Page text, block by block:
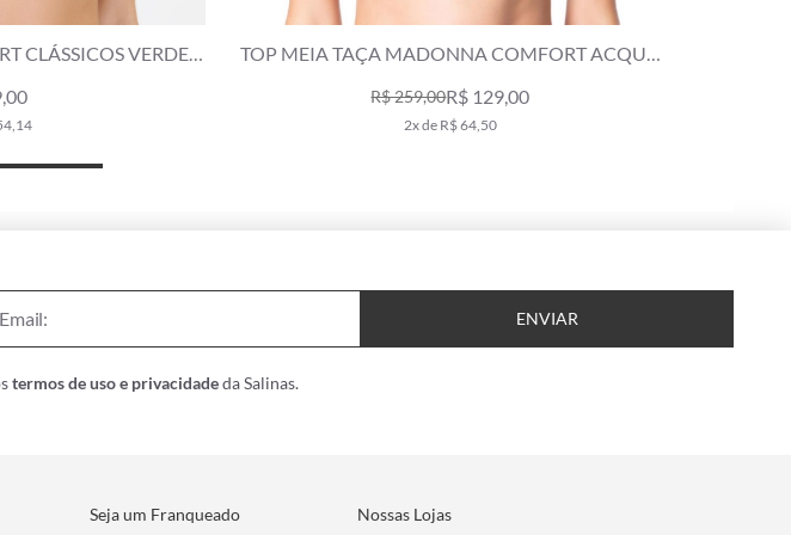
CLÁSSICOS VERDE
TOP MEIA TAÇA MADONNA COMFORT ACQUA
R$ 259,00R$ 129,00
2x de R$ 64,50
ENVIAR
termos de uso e privacidadeda Salinas.
Seja um Franqueado Nossas Lojas